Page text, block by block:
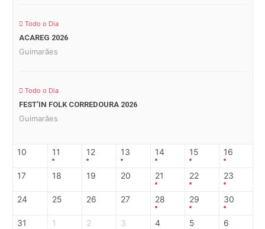
Todo o Dia
ACAREG 2026
Guimarães
Todo o Dia
FEST’IN FOLK CORREDOURA 2026
Guimarães
10 11 12 13 14 15 16
17 18 19 20 21 22 23
24 25 26 27 28 29 30
31 1 2 3 4 5 6